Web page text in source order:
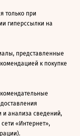
только при
гиперссылки на
представленные
к покупке
и анализа сведений,
«Интернет»,